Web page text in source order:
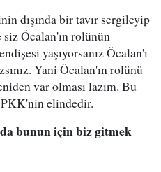
dışında bir tavır sergileyip
siz Öcalan'ın rolünün
yaşıyorsanız Öcalan'ı
Yani Öcalan'ın rolünü
var olması lazım. Bu
elindedir.
bunun için biz gitmek